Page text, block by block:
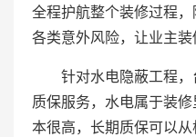
全程护航整个装修过程
各类意外风险，让业主装
针对水电隐蔽工程
质保服务，水电属于装
本很高，长期质保可以